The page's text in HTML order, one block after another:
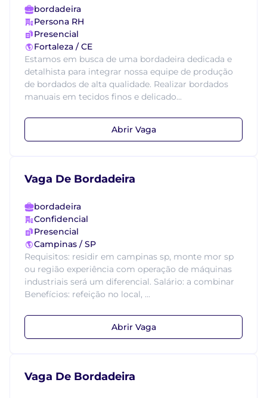
bordadeira
Persona RH
Presencial
Fortaleza / CE
Estamos em busca de uma bordadeira dedicada e
detalhista para integrar nossa equipe de produção
de bordados de alta qualidade. Realizar bordados
manuais em tecidos finos e delicado...
Abrir Vaga
Vaga De Bordadeira
bordadeira
Confidencial
Presencial
Campinas / SP
Requisitos: residir em campinas sp, monte mor sp
ou região experiência com operação de máquinas
industriais será um diferencial. Salário: a combinar
Benefícios: refeição no local, ...
Abrir Vaga
Vaga De Bordadeira